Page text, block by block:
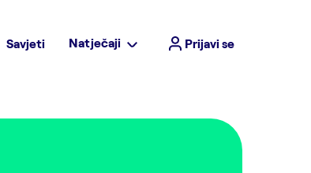
Prijavi se
Savjeti Natječaji